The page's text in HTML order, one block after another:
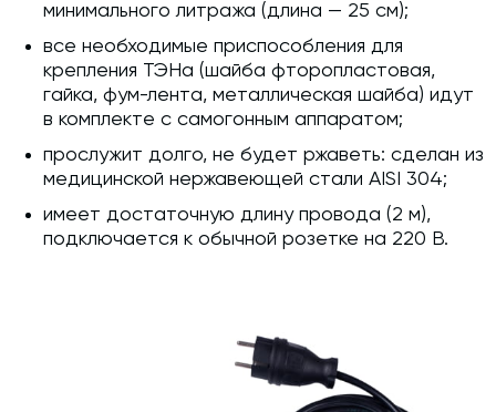
минимального литража (длина — 25 см);
все необходимые приспособления для
крепления ТЭНа (шайба фторопластовая,
гайка, фум-лента, металлическая шайба) идут
в комплекте с самогонным аппаратом;
прослужит долго, не будет ржаветь: сделан из
медицинской нержавеющей стали AISI 304;
имеет достаточную длину провода (2 м),
подключается к обычной розетке на 220 В.